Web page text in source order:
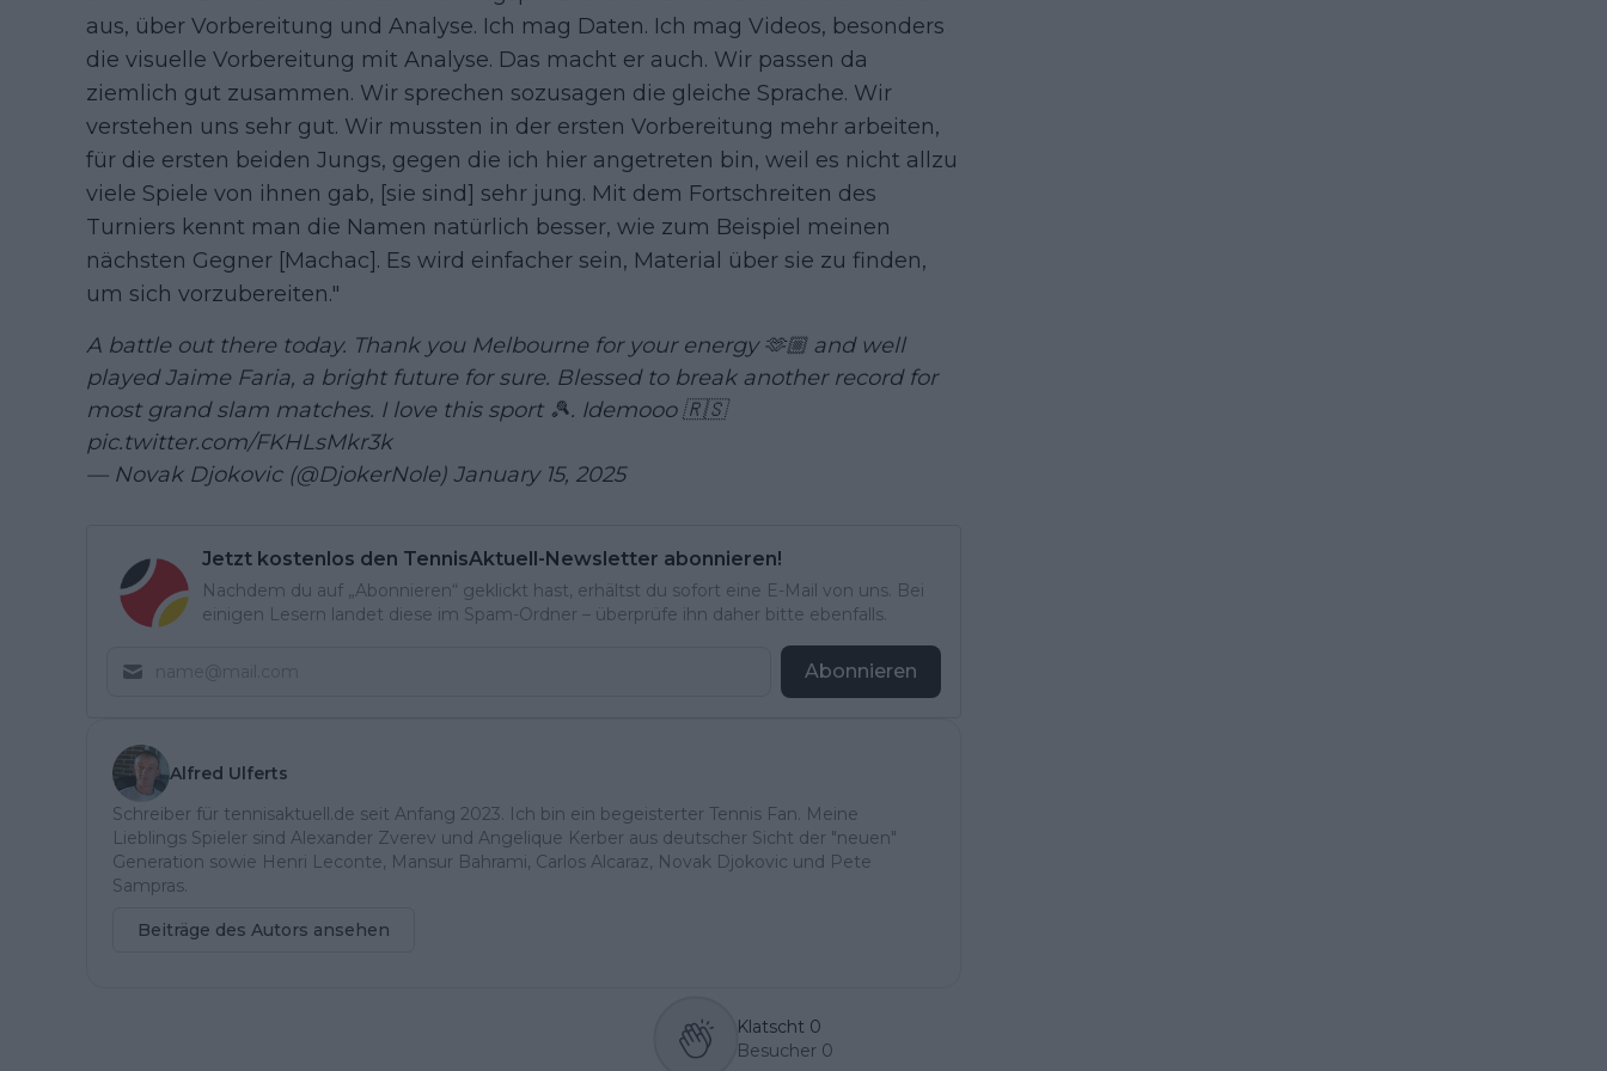
aus, über Vorbereitung und Analyse. Ich mag Daten. Ich mag Videos, besonders
die visuelle Vorbereitung mit Analyse. Das macht er auch. Wir passen da
ziemlich gut zusammen. Wir sprechen sozusagen die gleiche Sprache. Wir
verstehen uns sehr gut. Wir mussten in der ersten Vorbereitung mehr arbeiten,
für die ersten beiden Jungs, gegen die ich hier angetreten bin, weil es nicht allzu
viele Spiele von ihnen gab, [sie sind] sehr jung. Mit dem Fortschreiten des
Turniers kennt man die Namen natürlich besser, wie zum Beispiel meinen
nächsten Gegner [Machac]. Es wird einfacher sein, Material über sie zu finden,
um sich vorzubereiten."
A battle out there today. Thank you Melbourne for your energy 🫶🏼 and well
played Jaime Faria, a bright future for sure. Blessed to break another record for
most grand slam matches. I love this sport 🎾. Idemooo 🇷🇸
pic.twitter.com/FKHLsMkr3k
— Novak Djokovic (@DjokerNole) January 15, 2025
Jetzt kostenlos den TennisAktuell-Newsletter abonnieren!
Nachdem du auf „Abonnieren“ geklickt hast, erhältst du sofort eine E-Mail von uns. Bei
einigen Lesern landet diese im Spam-Ordner – überprüfe ihn daher bitte ebenfalls.
Abonnieren
Alfred Ulferts
Schreiber für tennisaktuell.de seit Anfang 2023. Ich bin ein begeisterter Tennis Fan. Meine
Lieblings Spieler sind Alexander Zverev und Angelique Kerber aus deutscher Sicht der "neuen"
Generation sowie Henri Leconte, Mansur Bahrami, Carlos Alcaraz, Novak Djokovic und Pete
Sampras.
Beiträge des Autors ansehen
Klatscht 0
Besucher 0